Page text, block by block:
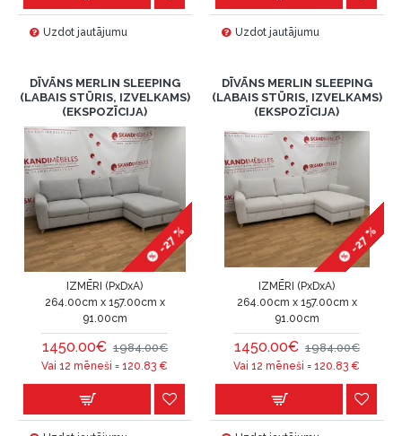
Uzdot jautājumu Uzdot jautājumu
DĪVĀNS MERLIN SLEEPING
(LABAIS STŪRIS, IZVELKAMS)
(EKSPOZĪCIJA)
-27 %
IZMĒRI (PxDxA)
264.00cm x 157.00cm x
91.00cm
1450.00€ 1984.00€
Vai 12 mēneši =120.83 €
DĪVĀNS MERLIN SLEEPING
(LABAIS STŪRIS, IZVELKAMS)
(EKSPOZĪCIJA)
-27 %
IZMĒRI (PxDxA)
264.00cm x 157.00cm x
91.00cm
1450.00€ 1984.00€
Vai 12 mēneši =120.83 €